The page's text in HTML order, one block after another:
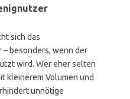
sich das
besonders, wenn der
wird. Wer eher selten
kleinerem Volumen und
unnötige